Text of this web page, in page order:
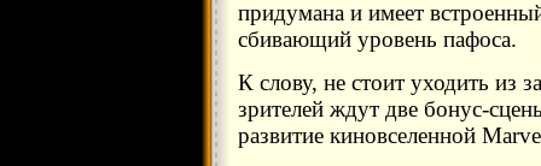
придумана и имеет
сбивающий уровень пафоса.
К слову, не стоит уходить из
зрителей ждут две бонус-
развитие киновселенной